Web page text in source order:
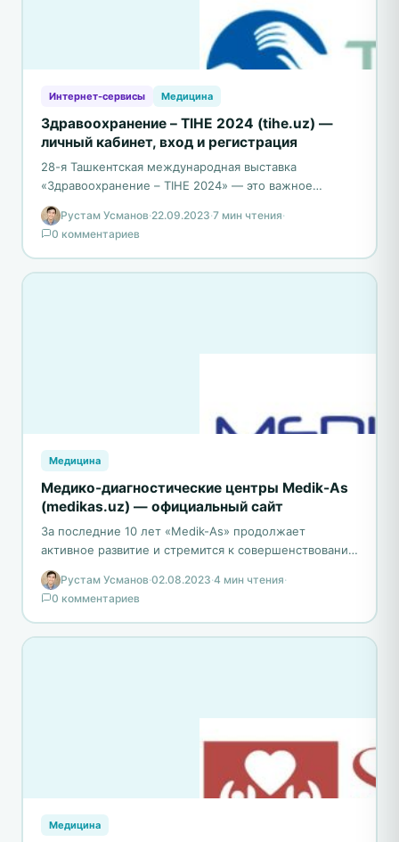
Интернет-сервисы Медицина
Здравоохранение – TIHE 2024 (tihe.uz) —
личный кабинет, вход и регистрация
28-я Ташкентская международная выставка
«Здравоохранение – TIHE 2024» — это важное
событие в медицинской индустрии Узбекистана. Этот
мероприятие призвано объединить врачей,
медицинские…
Рустам Усманов·22.09.2023·7 мин чтения·
0 комментариев
Медицина
Медико-диагностические центры Medik-As
(medikas.uz) — официальный сайт
За последние 10 лет «Medik-As» продолжает
активное развитие и стремится к совершенствованию
всех аспектов своей деятельности. Благодаря этому,
они успешно удерживают лидерские…
Рустам Усманов·02.08.2023·4 мин чтения·
0 комментариев
Медицина